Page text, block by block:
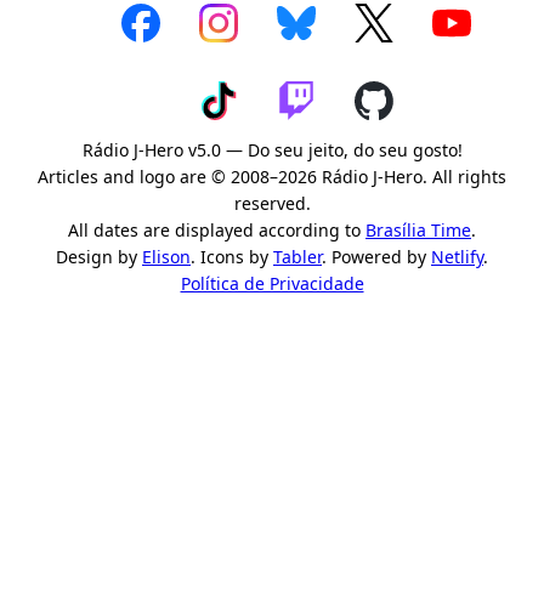
Rádio J-Hero v5.0 — Do seu jeito, do seu gosto!
Articles and logo are © 2008–2026 Rádio J-Hero. All rights
reserved.
All dates are displayed according to Brasília Time.
Design by Elison. Icons by Tabler. Powered by Netlify.
Política de Privacidade